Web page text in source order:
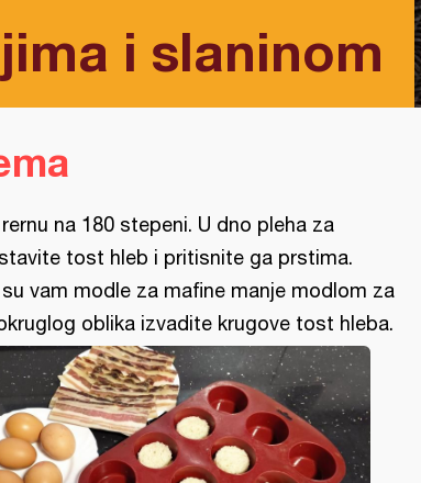
i slaninom
na 180 stepeni. U dno pleha za
tost hleb i pritisnite ga prstima.
vam modle za mafine manje modlom za
oblika izvadite krugove tost hleba.